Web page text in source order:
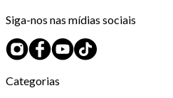
Siga-nos nas mídias sociais
Categorias